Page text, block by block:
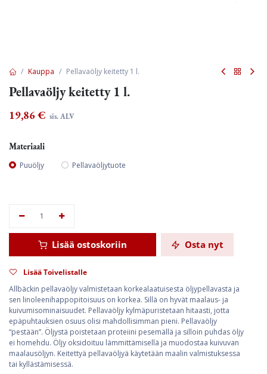
Kauppa Pellavaöljy keitetty 1 l.
Pellavaöljy keitetty 1 l.
19,86€ sis. ALV
Materiaali
Puuöljy Pellavaöljytuote
Lisää ostoskoriin Osta nyt
Lisää Toivelistalle
Allbäckin pellavaöljy valmistetaan korkealaatuisesta öljypellavasta ja
sen linoleenihappopitoisuus on korkea. Sillä on hyvät maalaus- ja
kuivumisominaisuudet. Pellavaöljy kylmäpuristetaan hitaasti, jotta
epäpuhtauksien osuus olisi mahdollisimman pieni. Pellavaöljy
“pestään”. Öljystä poistetaan proteiini pesemällä ja silloin puhdas öljy
ei homehdu. Öljy oksidoituu lämmittämisellä ja muodostaa kuivuvan
maalausöljyn. Keitettyä pellavaöljyä käytetään maalin valmistuksessa
tai kyllästämisessä.